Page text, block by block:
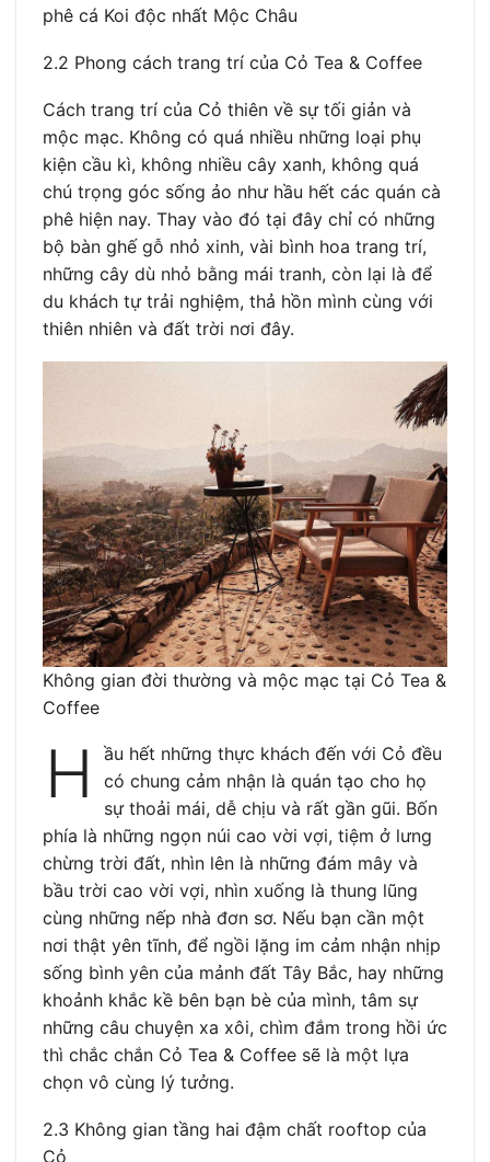
phê cá Koi độc nhất Mộc Châu
2.2 Phong cách trang trí của Cỏ Tea & Coffee
Cách trang trí của Cỏ thiên về sự tối giản và
mộc mạc. Không có quá nhiều những loại phụ
kiện cầu kì, không nhiều cây xanh, không quá
chú trọng góc sống ảo như hầu hết các quán cà
phê hiện nay. Thay vào đó tại đây chỉ có những
bộ bàn ghế gỗ nhỏ xinh, vài bình hoa trang trí,
những cây dù nhỏ bằng mái tranh, còn lại là để
du khách tự trải nghiệm, thả hồn mình cùng với
thiên nhiên và đất trời nơi đây.
Không gian đời thường và mộc mạc tại Cỏ Tea &
Coffee
H
ầu hết những thực khách đến với Cỏ đều
có chung cảm nhận là quán tạo cho họ
sự thoải mái, dễ chịu và rất gần gũi. Bốn
phía là những ngọn núi cao vời vợi, tiệm ở lưng
chừng trời đất, nhìn lên là những đám mây và
bầu trời cao vời vợi, nhìn xuống là thung lũng
cùng những nếp nhà đơn sơ. Nếu bạn cần một
nơi thật yên tĩnh, để ngồi lặng im cảm nhận nhịp
sống bình yên của mảnh đất Tây Bắc, hay những
khoảnh khắc kề bên bạn bè của mình, tâm sự
những câu chuyện xa xôi, chìm đắm trong hồi ức
thì chắc chắn Cỏ Tea & Coffee sẽ là một lựa
chọn vô cùng lý tưởng.
2.3 Không gian tầng hai đậm chất rooftop của
Cỏ